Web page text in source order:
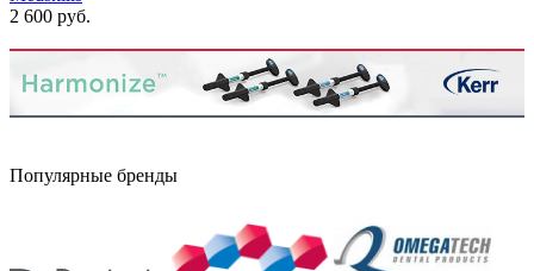
2 600 руб.
Популярные бренды